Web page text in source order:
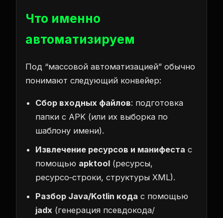
Что именно
автоматизируем
Под “массовой автоматизацией” обычно
понимают следующий конвейер:
Сбор входных файлов: подготовка
папки с APK (или их выборка по
шаблону имени).
Извлечение ресурсов и манифеста с
помощью apktool (ресурсы,
ресурсо‑строки, структуры XML).
Разбор Java/Kotlin кода с помощью
jadx (генерация псевдокода/